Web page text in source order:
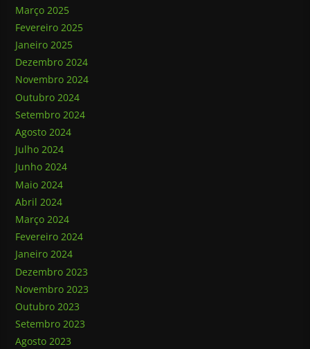
Março 2025
Fevereiro 2025
Janeiro 2025
Dezembro 2024
Novembro 2024
Outubro 2024
Setembro 2024
Agosto 2024
Julho 2024
Junho 2024
Maio 2024
Abril 2024
Março 2024
Fevereiro 2024
Janeiro 2024
Dezembro 2023
Novembro 2023
Outubro 2023
Setembro 2023
Agosto 2023